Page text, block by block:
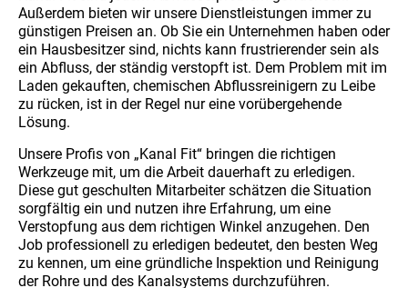
Außerdem bieten wir unsere Dienstleistungen immer zu
günstigen Preisen an. Ob Sie ein Unternehmen haben oder
ein Hausbesitzer sind, nichts kann frustrierender sein als
ein Abfluss, der ständig verstopft ist. Dem Problem mit im
Laden gekauften, chemischen Abflussreinigern zu Leibe
zu rücken, ist in der Regel nur eine vorübergehende
Lösung.
Unsere Profis von „Kanal Fit“ bringen die richtigen
Werkzeuge mit, um die Arbeit dauerhaft zu erledigen.
Diese gut geschulten Mitarbeiter schätzen die Situation
sorgfältig ein und nutzen ihre Erfahrung, um eine
Verstopfung aus dem richtigen Winkel anzugehen. Den
Job professionell zu erledigen bedeutet, den besten Weg
zu kennen, um eine gründliche Inspektion und Reinigung
der Rohre und des Kanalsystems durchzuführen.